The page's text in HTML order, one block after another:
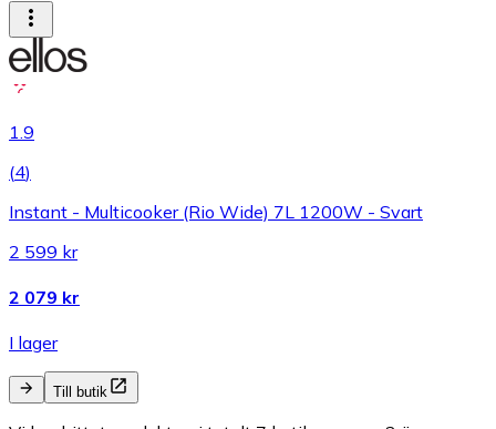
1.9
(4)
Instant - Multicooker (Rio Wide) 7L 1200W - Svart
2 599 kr
2 079 kr
I lager
Till butik